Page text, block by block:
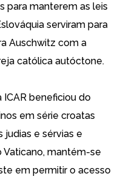
para manterem as leis
serviram para
Auschwitz com a
católica autóctone.
ICAR beneficiou do
em série croatas
judias e sérvias e
Vaticano, mantém-se
em permitir o acesso